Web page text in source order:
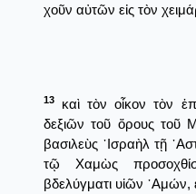
χοῦν αὐτῶν εἰς τὸν
13
καὶ τὸν οἶκον τὸν
δεξιῶν τοῦ ὄρους
βασιλεὺς ᾿Ισραὴλ τῇ
τῷ Χαμὼς
βδελύγματι υἱῶν ᾿Αμών,